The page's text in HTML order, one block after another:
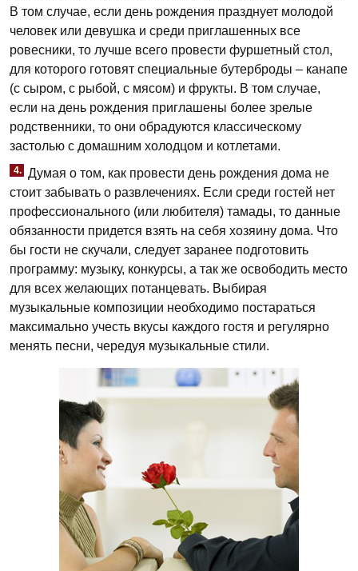
В том случае, если день рождения празднует молодой
человек или девушка и среди приглашенных все
ровесники, то лучше всего провести фуршетный стол,
для которого готовят специальные бутерброды – канапе
(с сыром, с рыбой, с мясом) и фрукты. В том случае,
если на день рождения приглашены более зрелые
родственники, то они обрадуются классическому
застолью с домашним холодцом и котлетами.
4. Думая о том, как провести день рождения дома не
стоит забывать о развлечениях. Если среди гостей нет
профессионального (или любителя) тамады, то данные
обязанности придется взять на себя хозяину дома. Что
бы гости не скучали, следует заранее подготовить
программу: музыку, конкурсы, а так же освободить место
для всех желающих потанцевать. Выбирая
музыкальные композиции необходимо постараться
максимально учесть вкусы каждого гостя и регулярно
менять песни, чередуя музыкальные стили.